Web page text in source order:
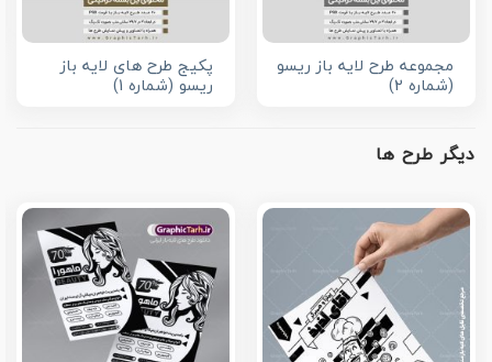
مجموعه طرح لایه باز ریسو
(شماره 2)
پکیج طرح های لایه باز
ریسو (شماره 1)
دیگر طرح ها